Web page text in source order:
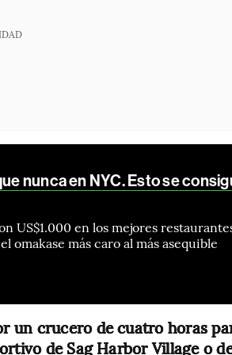
nunca en NYC. Esto se
US$1.000 en los mejores
omakase más caro al más asequible
un crucero de cuatro horas
de Sag Harbor Village o